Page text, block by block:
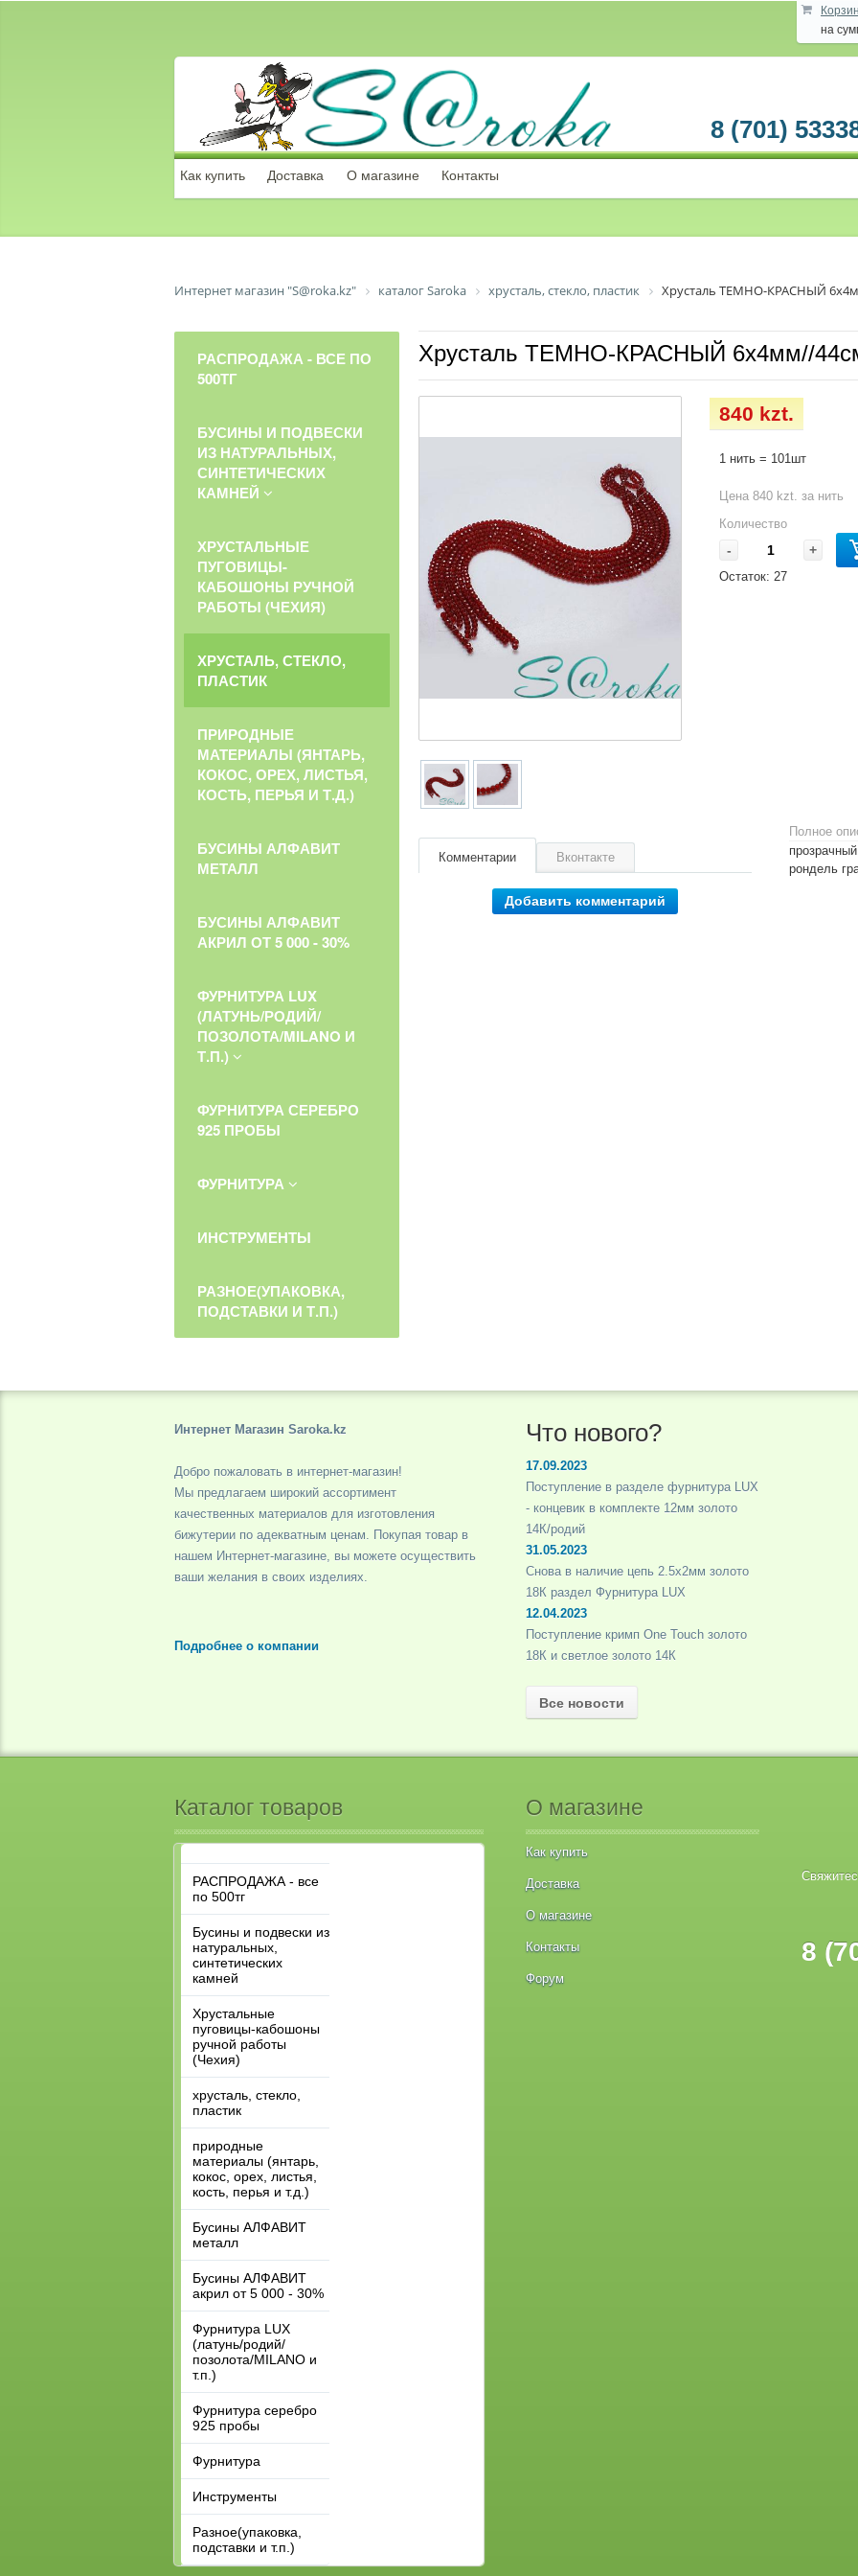
на
8 (701)
Как купить Доставка О магазине Контакты
Интернет магазин "S@roka.kz" каталог Saroka хрусталь, стекло, пластик Хрусталь ТЕМНО-КРАСНЫЙ
Хрусталь ТЕМНО-КРАСНЫЙ 6х4мм//
840 kzt.
1 нить = 101шт
Цена 840 kzt. за нить
Количество
- +
Остаток: 27
Полное
прозрачный
рондель
Комментарии Вконтакте
Добавить комментарий
РАСПРОДАЖА - ВСЕ ПО
500ТГ
БУСИНЫ И ПОДВЕСКИ
ИЗ НАТУРАЛЬНЫХ,
СИНТЕТИЧЕСКИХ
КАМНЕЙ
ХРУСТАЛЬНЫЕ
ПУГОВИЦЫ-
КАБОШОНЫ РУЧНОЙ
РАБОТЫ (ЧЕХИЯ)
ХРУСТАЛЬ, СТЕКЛО,
ПЛАСТИК
ПРИРОДНЫЕ
МАТЕРИАЛЫ (ЯНТАРЬ,
КОКОС, ОРЕХ, ЛИСТЬЯ,
КОСТЬ, ПЕРЬЯ И Т.Д.)
БУСИНЫ АЛФАВИТ
МЕТАЛЛ
БУСИНЫ АЛФАВИТ
АКРИЛ ОТ 5 000 - 30%
ФУРНИТУРА LUX
(ЛАТУНЬ/РОДИЙ/
ПОЗОЛОТА/MILANO И
Т.П.)
ФУРНИТУРА СЕРЕБРО
925 ПРОБЫ
ФУРНИТУРА
ИНСТРУМЕНТЫ
РАЗНОЕ(УПАКОВКА,
ПОДСТАВКИ И Т.П.)
Интернет Магазин Saroka.kz
Добро пожаловать в интернет-магазин!
Мы предлагаем широкий ассортимент
качественных материалов для изготовления
бижутерии по адекватным ценам. Покупая товар в
нашем Интернет-магазине, вы можете осуществить
ваши желания в своих изделиях.
Подробнее о компании
Что нового?
17.09.2023
Поступление в разделе фурнитура LUX
- концевик в комплекте 12мм золото
14К/родий
31.05.2023
Снова в наличие цепь 2.5х2мм золото
18К раздел Фурнитура LUX
12.04.2023
Поступление кримп One Touch золото
18К и светлое золото 14К
Все новости
Каталог товаров
РАСПРОДАЖА - все
по 500тг
Бусины и подвески из
натуральных,
синтетических
камней
Хрустальные
пуговицы-кабошоны
ручной работы
(Чехия)
хрусталь, стекло,
пластик
природные
материалы (янтарь,
кокос, орех, листья,
кость, перья и т.д.)
Бусины АЛФАВИТ
металл
Бусины АЛФАВИТ
акрил от 5 000 - 30%
Фурнитура LUX
(латунь/родий/
позолота/MILANO и
т.п.)
Фурнитура серебро
925 пробы
Фурнитура
Инструменты
Разное(упаковка,
подставки и т.п.)
О магазине
Как купить
Доставка
О магазине
Контакты
Форум
8